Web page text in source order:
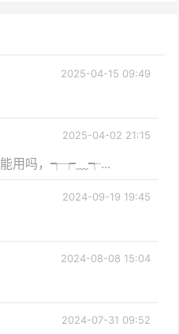
2025-04-15 09:49
2025-04-02 21:15
能用吗，┭┮﹏┭...
2024-09-19 19:45
2024-08-08 15:04
2024-07-31 09:52